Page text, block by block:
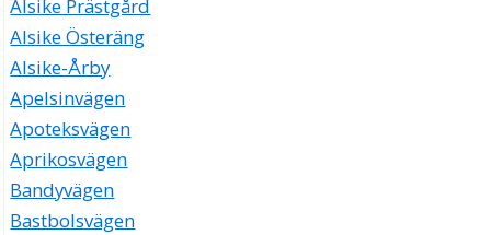
Alsike Prästgård
Alsike Österäng
Alsike-Årby
Apelsinvägen
Apoteksvägen
Aprikosvägen
Bandyvägen
Bastbolsvägen